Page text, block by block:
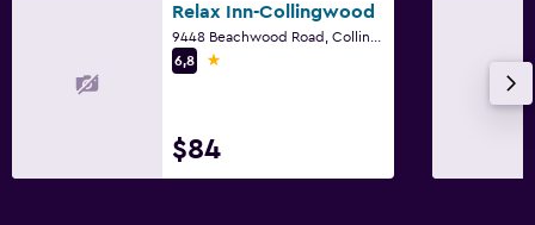
Relax Inn-Collingwood
6,8
1 estrella
$84